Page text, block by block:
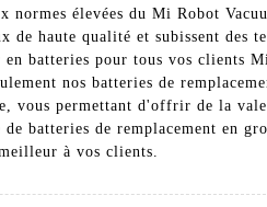
normes élevées du Mi Robot
de haute qualité et subissent
batteries pour tous vos clients
nos batteries de
vous permettant d'offrir de la
batteries de remplacement en
à vos clients.